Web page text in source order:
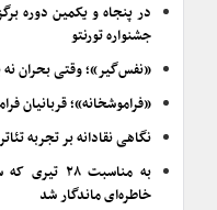
در پنجاه و یکمین دوره
جشنواره تورنتو
«نفس‌گیر»؛ وقتی بحران نه
«فراموشخانه»؛ قربانیان
نگاهی نقادانه بر تجربه
به مناسبت
خاطره‌ای ماندگار شد